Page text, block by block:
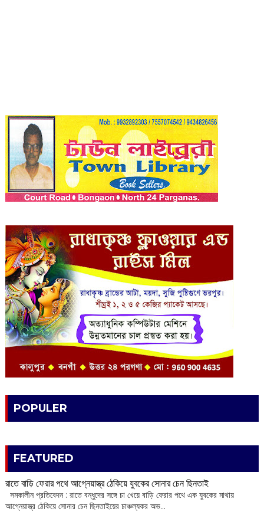
POPULER
FEATURED
রাতে বাড়ি ফেরার পথে আগ্নেয়াস্ত্র ঠেকিয়ে যুবকের সোনার চেন ছিনতাই
সমকালীন প্রতিবেদন : রাতে বন্ধুদের সঙ্গে চা খেয়ে বাড়ি ফেরার পথে এক যুবকের মাথায়
আগ্নেয়াস্ত্র ঠেকিয়ে সোনার চেন ছিনতাইয়ের চাঞ্চল্যকর অভ...